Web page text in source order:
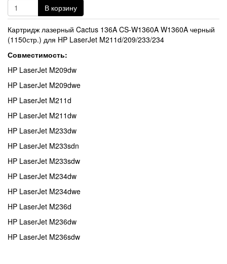
В корзину
Картридж лазерный Cactus 136A CS-W1360A W1360A черный
(1150стр.) для HP LaserJet M211d/209/233/234
Совместимость:
HP LaserJet M209dw
HP LaserJet M209dwe
HP LaserJet M211d
HP LaserJet M211dw
HP LaserJet M233dw
HP LaserJet M233sdn
HP LaserJet M233sdw
HP LaserJet M234dw
HP LaserJet M234dwe
HP LaserJet M236d
HP LaserJet M236dw
HP LaserJet M236sdw